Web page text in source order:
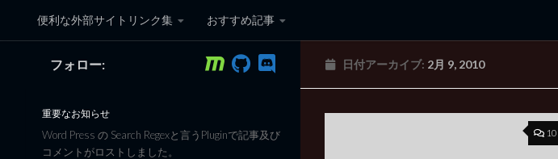
コンテンツへスキップ
便利な外部サイトリンク集 おすすめ記事
黒翼猫のコンピュータ日記 3rd Edition
日付アーカイブ: 2月 9, 2010
10
フォロー:
重要なお知らせ
Word Press の Search Regexと言うPluginで記事及び
コメントがロストしました。